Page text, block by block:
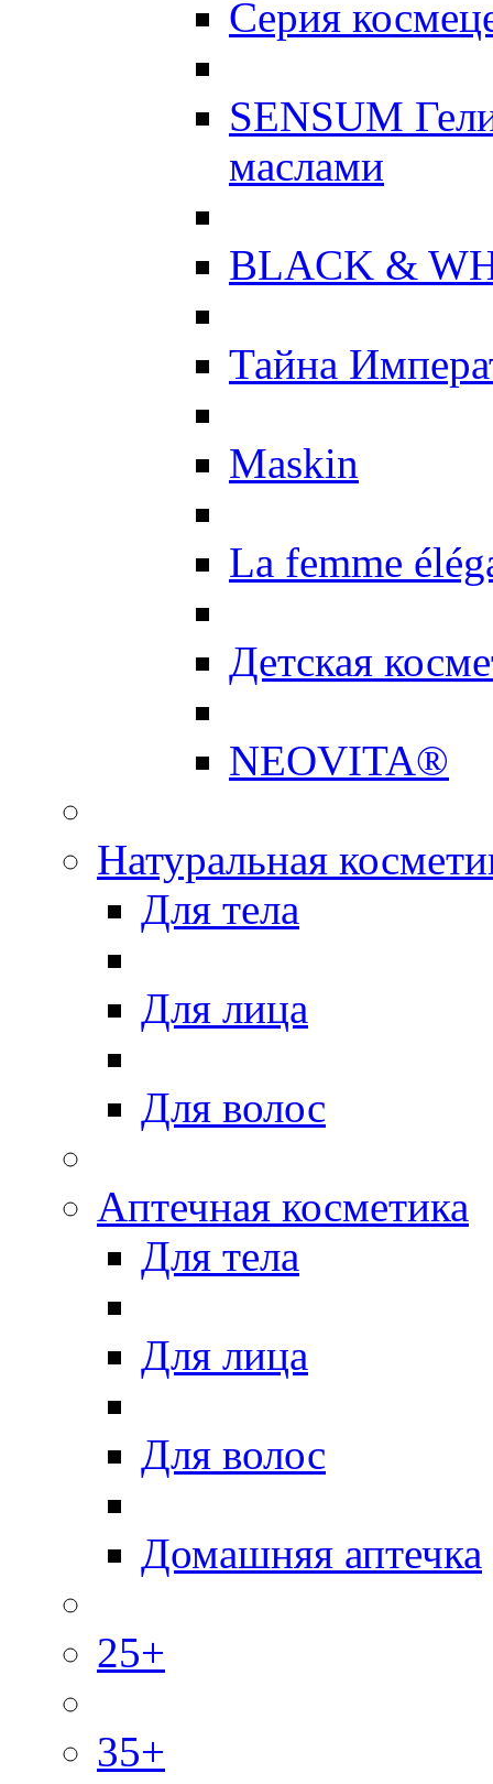
Серия
SENSUM
маслами
BLACK &
Тайна
Maskin
La femme
Детская
NEOVITA®
Натуральная
Для тела
Для лица
Для волос
Аптечная косметика
Для тела
Для лица
Для волос
Домашняя аптечка
25+
35+